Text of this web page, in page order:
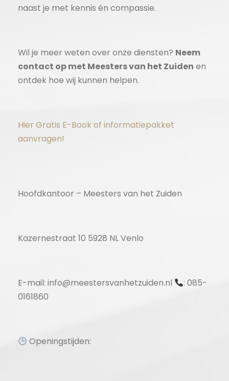
naast je met kennis én compassie.
Wil je meer weten over onze diensten? Neem
contact op met Meesters van het Zuiden en
ontdek hoe wij kunnen helpen.
Hier Gratis E-Book of informatiepakket
aanvragen!
Hoofdkantoor – Meesters van het Zuiden
Kazernestraat 10 5928 NL Venlo
E-mail: info@meestersvanhetzuiden.nl
: 085-
0161860
Openingstijden: